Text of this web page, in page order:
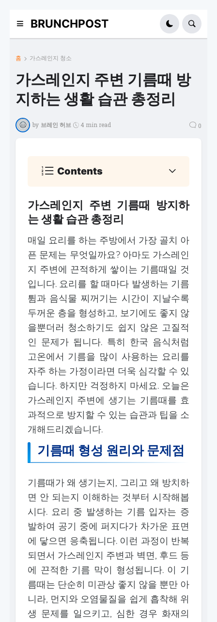
BRUNCHPOST
홈 가스레인지 청소
가스레인지 주변 기름때 방
지하는 생활 습관 총정리
by 브레인 허브 4 min read 0
Contents
가스레인지 주변 기름때 방지하
는 생활 습관 총정리
매일 요리를 하는 주방에서 가장 골치 아
픈 문제는 무엇일까요? 아마도 가스레인
지 주변에 끈적하게 쌓이는 기름때일 것
입니다. 요리를 할 때마다 발생하는 기름
튐과 음식물 찌꺼기는 시간이 지날수록
두꺼운 층을 형성하고, 보기에도 좋지 않
을뿐더러 청소하기도 쉽지 않은 고질적
인 문제가 됩니다. 특히 한국 음식처럼
고온에서 기름을 많이 사용하는 요리를
자주 하는 가정이라면 더욱 심각할 수 있
습니다. 하지만 걱정하지 마세요. 오늘은
가스레인지 주변에 생기는 기름때를 효
과적으로 방지할 수 있는 습관과 팁을 소
개해드리겠습니다.
기름때 형성 원리와 문제점
기름때가 왜 생기는지, 그리고 왜 방치하
면 안 되는지 이해하는 것부터 시작해봅
시다. 요리 중 발생하는 기름 입자는 증
발하여 공기 중에 퍼지다가 차가운 표면
에 닿으면 응축됩니다. 이런 과정이 반복
되면서 가스레인지 주변과 벽면, 후드 등
에 끈적한 기름 막이 형성됩니다. 이 기
름때는 단순히 미관상 좋지 않을 뿐만 아
니라, 먼지와 오염물질을 쉽게 흡착해 위
생 문제를 일으키고, 심한 경우 화재의